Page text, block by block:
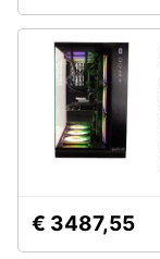
€ 3487,55